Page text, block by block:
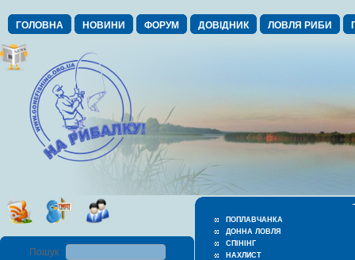
ГОЛОВНА НОВИНИ ФОРУМ ДОВІДНИК ЛОВЛЯ РИБИ
ПОПЛАВЧАНКА
ДОННА ЛОВЛЯ
СПІНІНГ
НАХЛИСТ
Пошук :